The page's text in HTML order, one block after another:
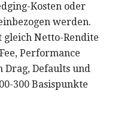
Kosten oder
werden.
Netto-Rendite
Performance
Drag, Defaults und
300 Basispunkte